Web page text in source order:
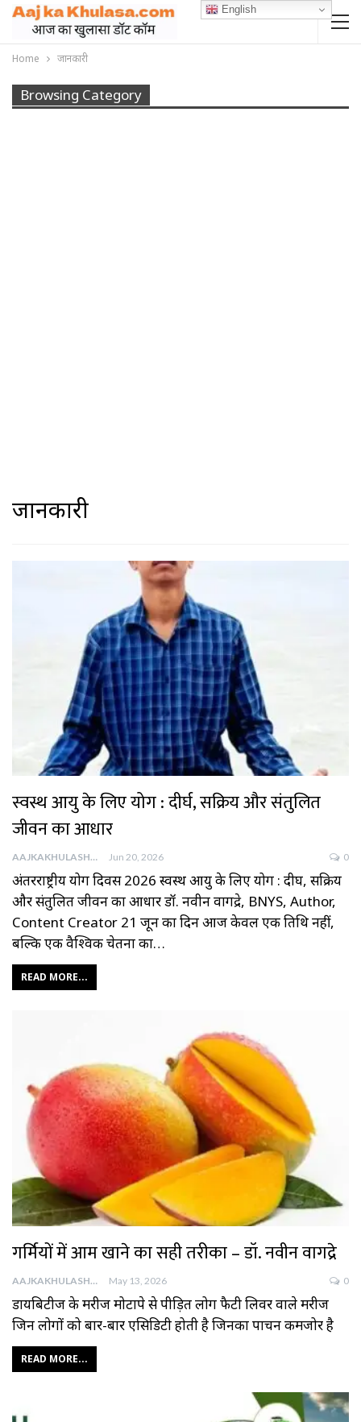
Home जानकारी
Browsing Category
जानकारी
स्वस्थ आयु के लिए योग : दीर्घ, सक्रिय और संतुलित
जीवन का आधार
AAJKAKHULASHA Jun 20, 2026 0
अंतरराष्ट्रीय योग दिवस 2026 स्वस्थ आयु के लिए योग : दीर्घ, सक्रिय
और संतुलित जीवन का आधार डॉ. नवीन वागद्रे, BNYS, Author,
Content Creator 21 जून का दिन आज केवल एक तिथि नहीं,
बल्कि एक वैश्विक चेतना का…
READ MORE...
गर्मियों में आम खाने का सही तरीका – डॉ. नवीन वागद्रे
AAJKAKHULASHA May 13, 2026 0
डायबिटीज के मरीज मोटापे से पीड़ित लोग फैटी लिवर वाले मरीज
जिन लोगों को बार-बार एसिडिटी होती है जिनका पाचन कमजोर है
READ MORE...
English